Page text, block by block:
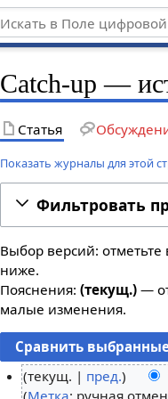
Catch-up —
Статья
Показать журналы для этой
Фильтровать
Выбор версий:
ниже.
Пояснения:(текущ.) —
малые изменения.
текущ. пред.
Н